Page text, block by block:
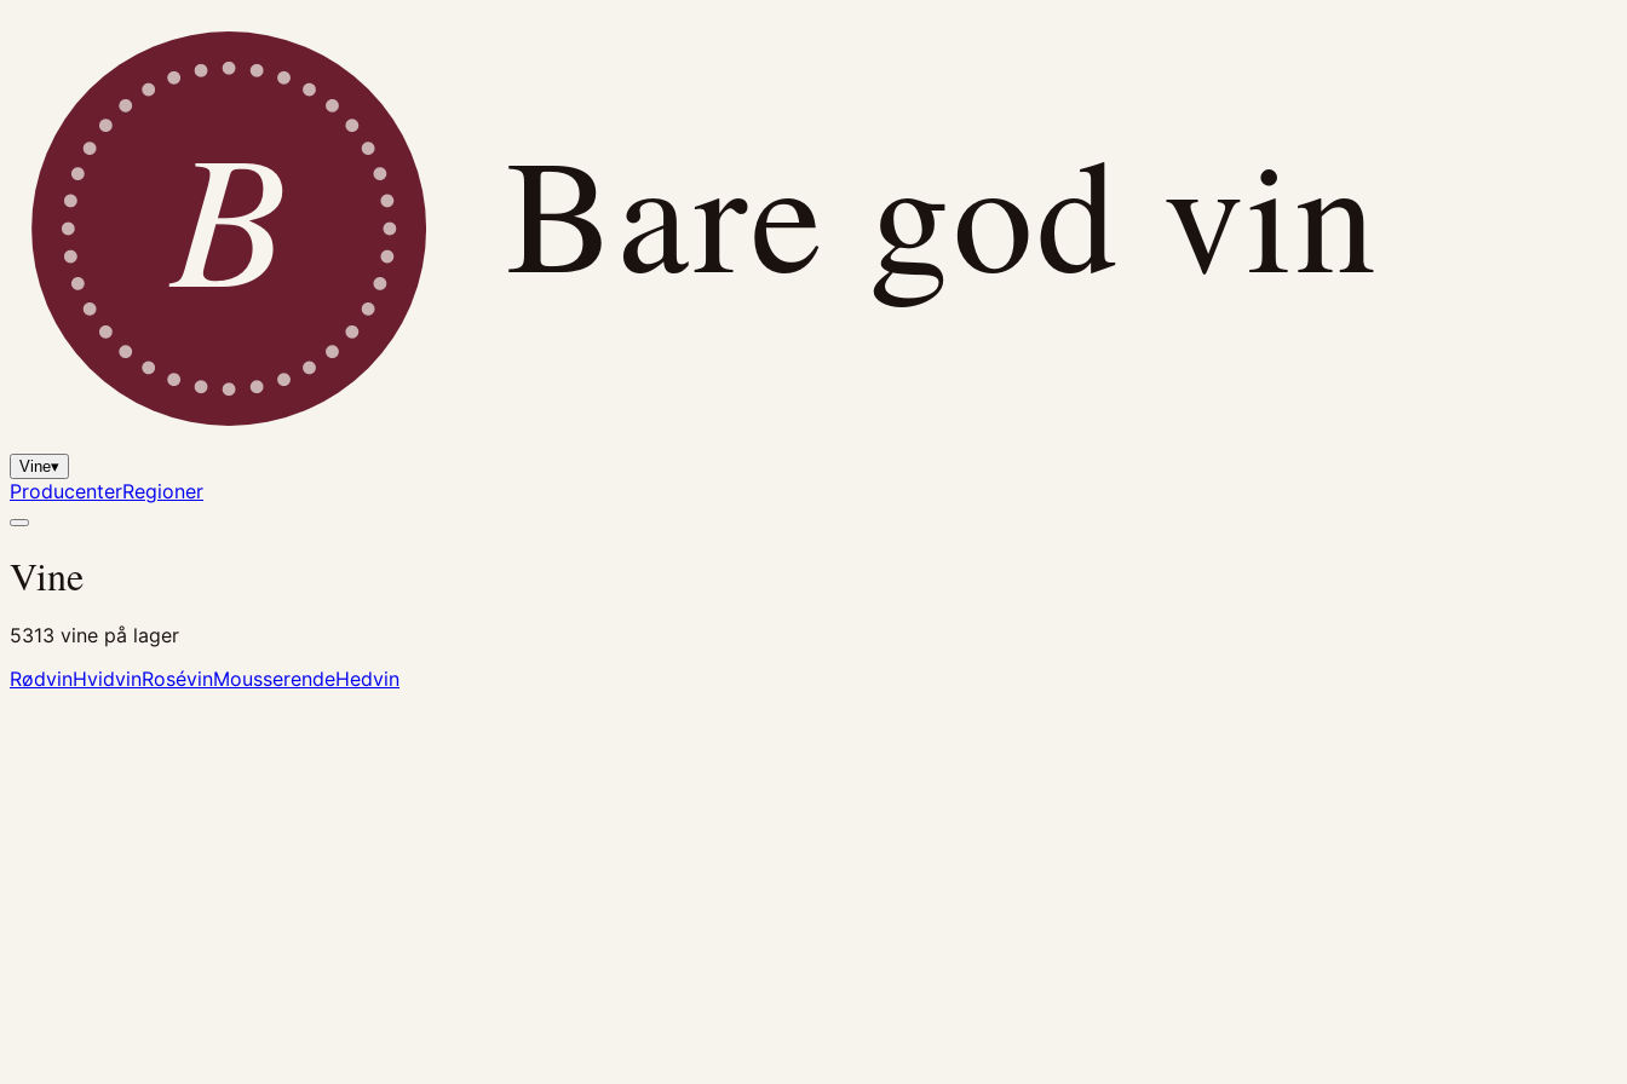
B Bare god vin
Vine▾
ProducenterRegioner
Vine
5313 vine på lager
RødvinHvidvinRosévinMousserendeHedvin